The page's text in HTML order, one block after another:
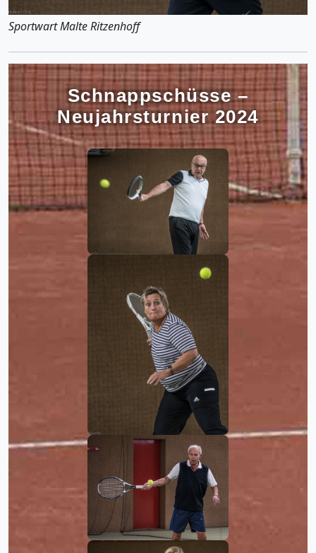
Sportwart Malte Ritzenhoff
Schnappschüsse –
Neujahrsturnier 2024